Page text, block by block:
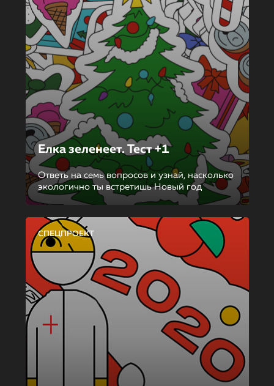
Елка зеленеет. Тест +1
Ответь на семь вопросов и узнай, насколько
экологично ты встретишь Новый год
СПЕЦПРОЕКТ